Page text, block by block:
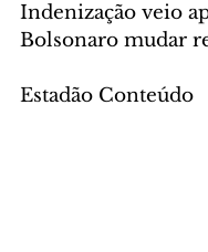
Indenização veio
Bolsonaro mudar
Estadão Conteúdo